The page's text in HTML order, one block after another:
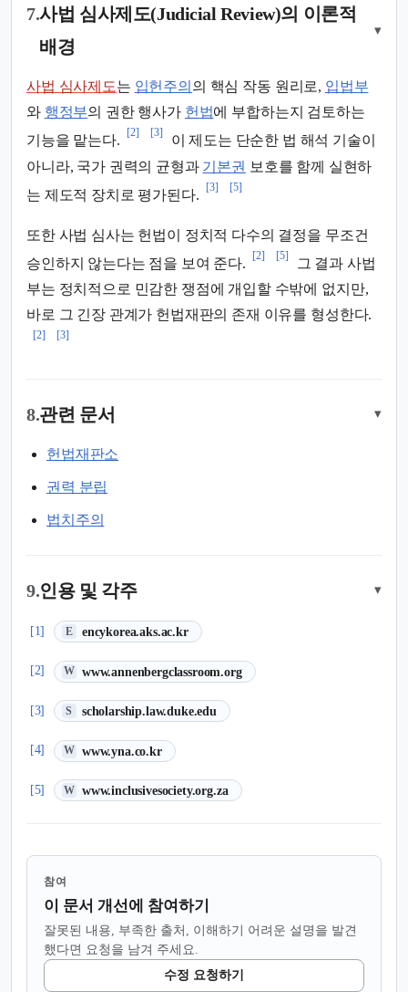
7.사법 심사제도(Judicial Review)의 이론적
배경
▾
사법 심사제도는 입헌주의 의 핵심 작동 원리로, 입법부
와 행정부의 권한 행사가 헌법에 부합하는지 검토하는
기능을 맡는다.
[2] [3]
이 제도는 단순한 법 해석 기술이
아니라, 국가 권력의 균형과 기본권 보호를 함께 실현하
는 제도적 장치로 평가된다.
[3] [5]
또한 사법 심사는 헌법이 정치적 다수의 결정을 무조건
승인하지 않는다는 점을 보여 준다.
[2] [5]
그 결과 사법
부는 정치적으로 민감한 쟁점에 개입할 수밖에 없지만,
바로 그 긴장 관계가 헌법재판의 존재 이유를 형성한다.
[2] [3]
8.관련 문서 ▾
헌법재판소
권력 분립
법치주의
9.인용 및 각주 ▾
[1] E encykorea.aks.ac.kr
(새 탭에서 열림)
[2] W www.annenbergclassroom.org
(새 탭에서 열림)
[3] S scholarship.law.duke.edu
(새 탭에서 열림)
[4] W www.yna.co.kr
(새 탭에서 열림)
[5] W www.inclusivesociety.org.za
(새 탭에서 열림)
참여
이 문서 개선에 참여하기
잘못된 내용, 부족한 출처, 이해하기 어려운 설명을 발견
했다면 요청을 남겨 주세요.
수정 요청하기